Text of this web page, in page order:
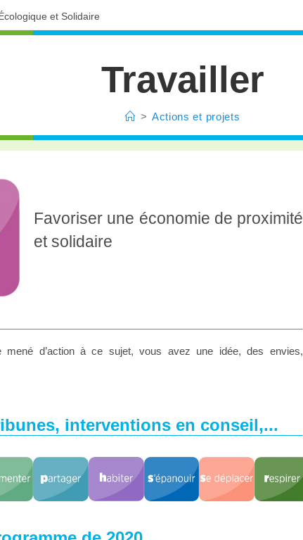
et Solidaire
Travailler
> Actions et projets
Favoriser une économie de proximité
et solidaire
mené d’action à ce sujet, vous avez une idée, des envies,
interventions en conseil,...